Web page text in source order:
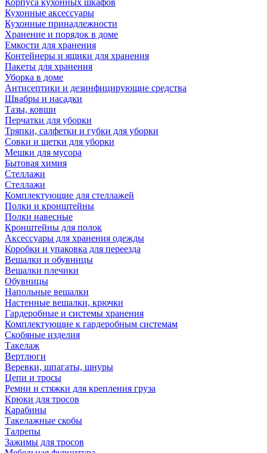
Корпуса кухонных шкафов
Кухонные аксессуары
Кухонные принадлежности
Хранение и порядок в доме
Емкости для хранения
Контейнеры и ящики для хранения
Пакеты для хранения
Уборка в доме
Антисептики и дезинфицирующие средства
Швабры и насадки
Тазы, ковши
Перчатки для уборки
Тряпки, салфетки и губки для уборки
Совки и щетки для уборки
Мешки для мусора
Бытовая химия
Стеллажи
Стеллажи
Комплектующие для стеллажей
Полки и кронштейны
Полки навесные
Кронштейны для полок
Аксессуары для хранения одежды
Коробки и упаковка для переезда
Вешалки и обувницы
Вешалки плечики
Обувницы
Напольные вешалки
Настенные вешалки, крючки
Гардеробные и системы хранения
Комплектующие к гардеробным системам
Скобяные изделия
Такелаж
Вертлюги
Веревки, шпагаты, шнуры
Цепи и тросы
Ремни и стяжки для крепления груза
Крюки для тросов
Карабины
Такелажные скобы
Талрепы
Зажимы для тросов